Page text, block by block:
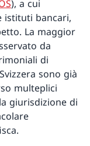
), a cui
istituti bancari,
La maggior
da
di
sono già
multeplici
giurisdizione di